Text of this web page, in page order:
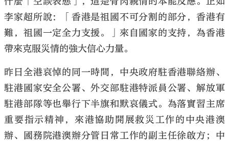
李家超所說：「香港是祖國不可分割的部分，香港有
難，祖國一定全力支援。」來自國家的支持，為香港
帶來克服災情的強大信心力量。
昨日全港哀悼的同一時間，中央政府駐香港聯絡辦、
駐港國家安全公署、外交部駐港特派員公署、解放軍
駐港部隊等也舉行下半旗和默哀儀式。為落實習主席
重要指示精神，來港協助開展救災工作的中央港澳
辦、國務院港澳辦分管日常工作的副主任徐啟方；中